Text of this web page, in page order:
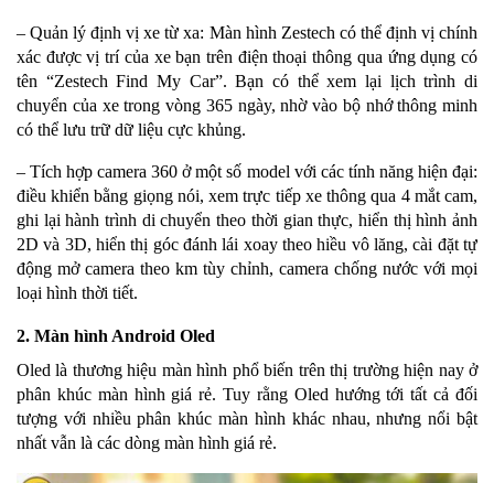
– Quản lý định vị xe từ xa: Màn hình Zestech có thể định vị chính
xác được vị trí của xe bạn trên điện thoại thông qua ứng dụng có
tên “Zestech Find My Car”. Bạn có thể xem lại lịch trình di
chuyển của xe trong vòng 365 ngày, nhờ vào bộ nhớ thông minh
có thể lưu trữ dữ liệu cực khủng.
– Tích hợp camera 360 ở một số model với các tính năng hiện đại:
điều khiển bằng giọng nói, xem trực tiếp xe thông qua 4 mắt cam,
ghi lại hành trình di chuyển theo thời gian thực, hiển thị hình ảnh
2D và 3D, hiển thị góc đánh lái xoay theo hiều vô lăng, cài đặt tự
động mở camera theo km tùy chỉnh, camera chống nước với mọi
loại hình thời tiết.
2. Màn hình Android Oled
Oled là thương hiệu màn hình phổ biến trên thị trường hiện nay ở
phân khúc màn hình giá rẻ. Tuy rằng Oled hướng tới tất cả đối
tượng với nhiều phân khúc màn hình khác nhau, nhưng nổi bật
nhất vẫn là các dòng màn hình giá rẻ.